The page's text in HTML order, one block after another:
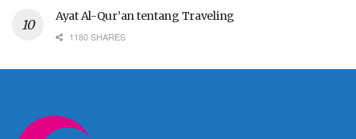
Ayat Al-Qur’an tentang Traveling
1180 SHARES